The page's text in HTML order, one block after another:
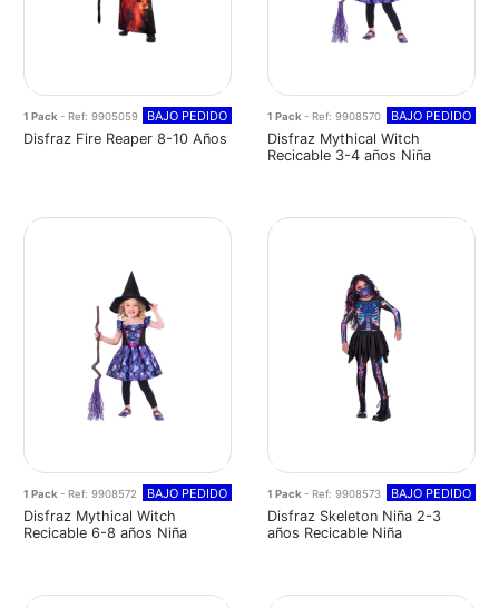
1 Pack - Ref: 9905059 BAJO PEDIDO
Disfraz Fire Reaper 8-10 Años
1 Pack - Ref: 9908570 BAJO PEDIDO
Disfraz Mythical Witch
Recicable 3-4 años Niña
1 Pack - Ref: 9908572 BAJO PEDIDO
Disfraz Mythical Witch
Recicable 6-8 años Niña
1 Pack - Ref: 9908573 BAJO PEDIDO
Disfraz Skeleton Niña 2-3
años Recicable Niña